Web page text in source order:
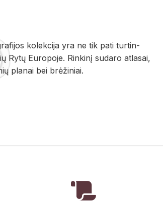
ko­lek­ci­ja yra ne tik pati tur­tin­
Rytų Eu­ro­po­je. Rin­ki­nį su­da­ro at­la­sai,
pla­nai bei brė­ži­niai.